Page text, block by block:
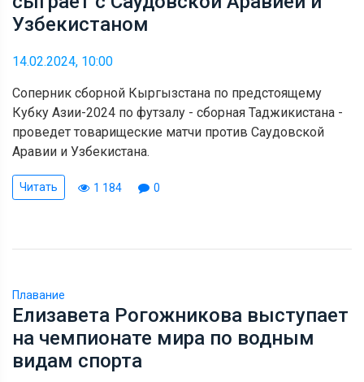
Узбекистаном
14.02.2024, 10:00
Соперник сборной Кыргызстана по предстоящему
Кубку Азии-2024 по футзалу - сборная Таджикистана -
проведет товарищеские матчи против Саудовской
Аравии и Узбекистана.
Читать 1 184 0
Плавание
Елизавета Рогожникова выступает
на чемпионате мира по водным
видам спорта